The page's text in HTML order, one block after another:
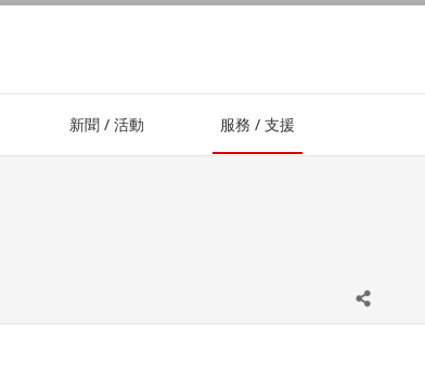
新聞 / 活動 服務 / 支援